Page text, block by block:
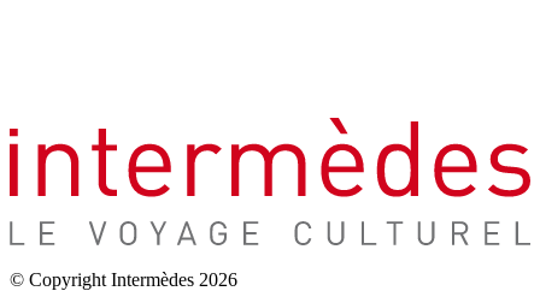
© Copyright Intermèdes 2026